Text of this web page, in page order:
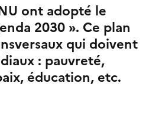
ont adopté le
2030 ». Ce plan
qui doivent
: pauvreté,
éducation, etc.